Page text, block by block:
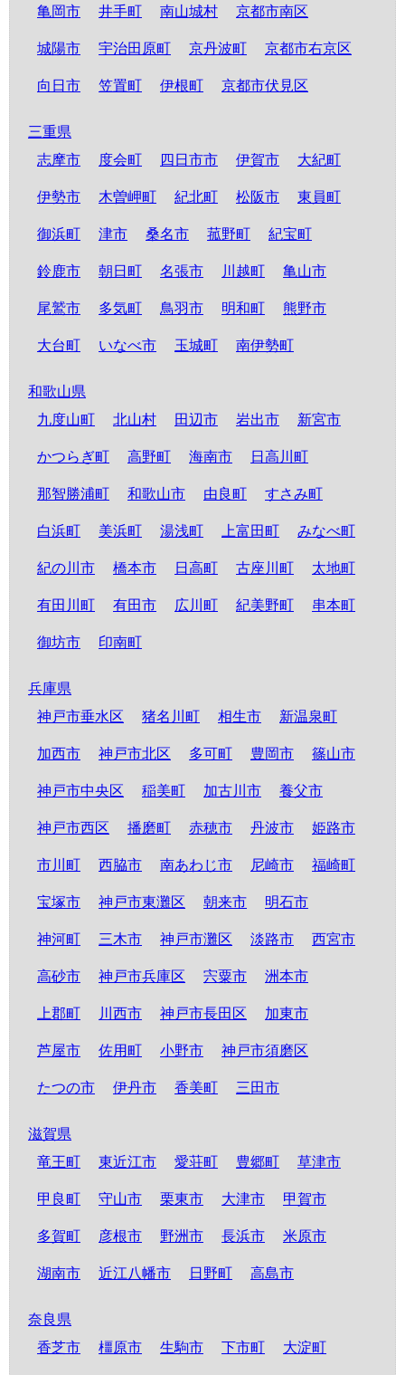
亀岡市 井手町 南山城村 京都市南区
城陽市 宇治田原町 京丹波町 京都市右京区
向日市 笠置町 伊根町 京都市伏見区
三重県
志摩市
度会町 四日市市 伊賀市 大紀町
伊勢市 木曽岬町 紀北町 松阪市 東員町
御浜町 津市 桑名市 菰野町 紀宝町
鈴鹿市 朝日町 名張市 川越町 亀山市
尾鷲市 多気町 鳥羽市 明和町 熊野市
大台町 いなべ市 玉城町 南伊勢町
和歌山県
九度山町
北山村 田辺市 岩出市 新宮市
かつらぎ町 高野町 海南市 日高川町
那智勝浦町 和歌山市 由良町 すさみ町
白浜町 美浜町 湯浅町 上富田町 みなべ町
紀の川市 橋本市 日高町 古座川町 太地町
有田川町 有田市 広川町 紀美野町 串本町
御坊市 印南町
兵庫県
神戸市垂水区
猪名川町 相生市 新温泉町
加西市 神戸市北区 多可町 豊岡市 篠山市
神戸市中央区 稲美町 加古川市 養父市
神戸市西区 播磨町 赤穂市 丹波市 姫路市
市川町 西脇市 南あわじ市 尼崎市 福崎町
宝塚市 神戸市東灘区 朝来市 明石市
神河町 三木市 神戸市灘区 淡路市 西宮市
高砂市 神戸市兵庫区 宍粟市 洲本市
上郡町 川西市 神戸市長田区 加東市
芦屋市 佐用町 小野市 神戸市須磨区
たつの市 伊丹市 香美町 三田市
滋賀県
竜王町
東近江市 愛荘町 豊郷町 草津市
甲良町 守山市 栗東市 大津市 甲賀市
多賀町 彦根市 野洲市 長浜市 米原市
湖南市 近江八幡市 日野町 高島市
奈良県
香芝市
橿原市 生駒市 下市町 大淀町